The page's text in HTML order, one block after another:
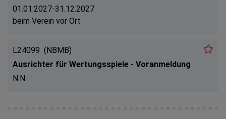
01.01.2027-31.12.2027
beim Verein vor Ort
L24099 (NBMB)
Ausrichter für Wertungsspiele - Voranmeldung
N.N.